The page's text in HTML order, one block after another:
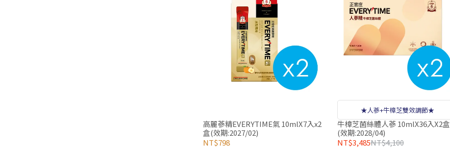
高麗蔘精EVERYTIME氣 10mlX7入x2
盒(效期:2027/02)
NT$798
★人蔘+牛樟芝雙效調節★
牛樟芝菌絲體人蔘 10mlX36入X2盒
(效期:2028/04)
NT$3,485NT$4,100